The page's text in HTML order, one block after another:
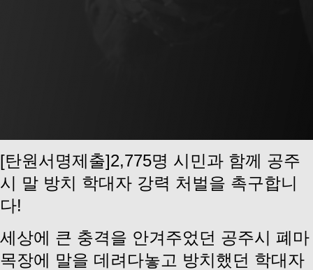
[탄원서명제출]2,775명 시민과 함께 공주
시 말 방치 학대자 강력 처벌을 촉구합니
다!
세상에 큰 충격을 안겨주었던 공주시 폐마
목장에 말을 데려다놓고 방치했던 학대자